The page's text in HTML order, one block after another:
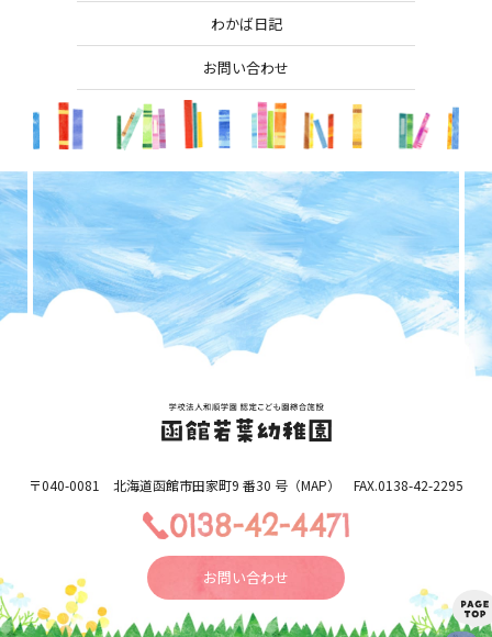
わかば日記
お問い合わせ
〒040-0081 北海道函館市田家町9 番30 号（MAP） FAX.0138-42-2295
お問い合わせ